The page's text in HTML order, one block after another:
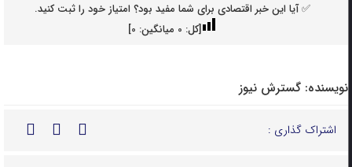
✅ آیا این خبر اقتصادی برای شما مفید بود؟ امتیاز خود را ثبت کنید.
[کل: 0میانگین: 0
]
نویسنده: گسترش نیوز
اشتراک گذاری :